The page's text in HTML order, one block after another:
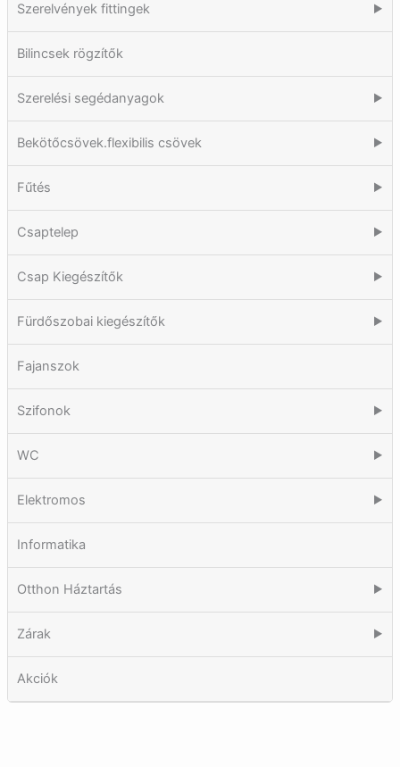
Szerelvények fittingek ▶
Bilincsek rögzítők
Szerelési segédanyagok ▶
Bekötőcsövek.flexibilis csövek ▶
Fűtés ▶
Csaptelep ▶
Csap Kiegészítők ▶
Fürdőszobai kiegészítők ▶
Fajanszok
Szifonok ▶
WC ▶
Elektromos ▶
Informatika
Otthon Háztartás ▶
Zárak ▶
Akciók